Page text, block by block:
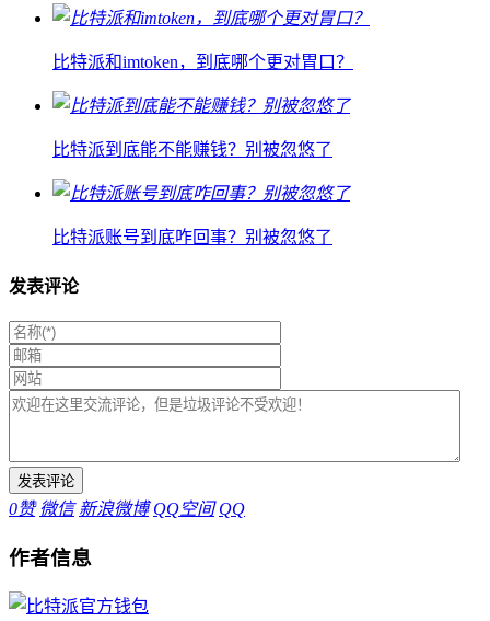
比特派和imtoken，到底哪个更对胃口？
比特派到底能不能赚钱？别被忽悠了
比特派账号到底咋回事？别被忽悠了
发表评论
0赞 微信 新浪微博 QQ空间 QQ
作者信息